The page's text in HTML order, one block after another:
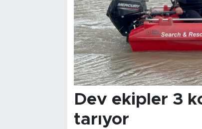
Dev ekipler 3
tarıyor